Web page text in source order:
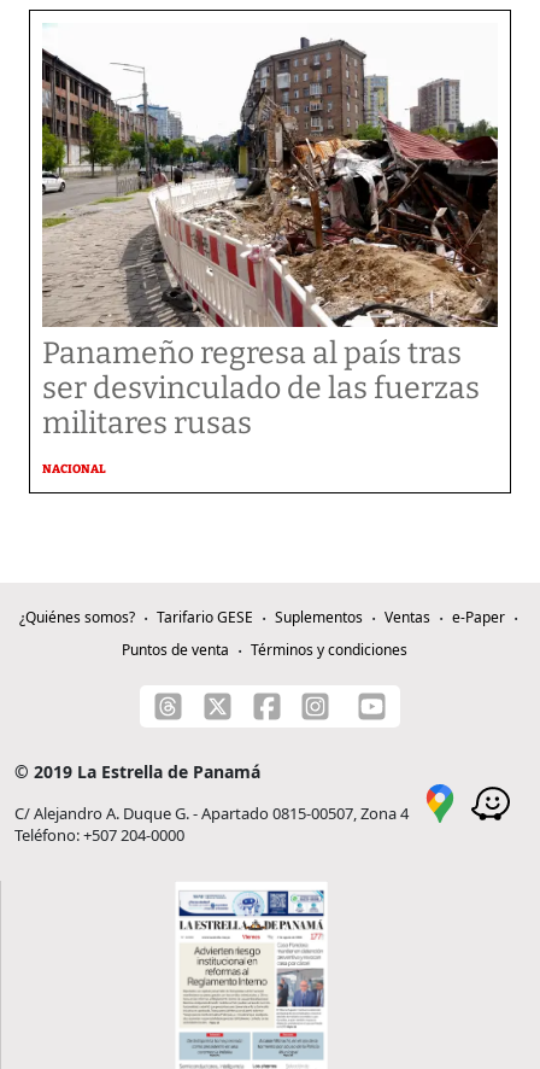
Panameño regresa al país tras
ser desvinculado de las fuerzas
militares rusas
NACIONAL
¿Quiénes somos? Tarifario GESE Suplementos Ventas
e-Paper
Puntos de venta
Términos y condiciones
© 2019 La Estrella de Panamá
C/ Alejandro A. Duque G. - Apartado 0815-00507, Zona 4
Teléfono: +507 204-0000